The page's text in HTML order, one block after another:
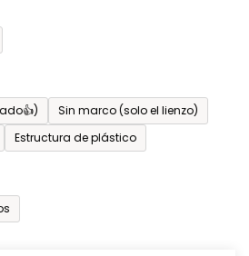
Sin marco (solo el lienzo)
Estructura de plástico